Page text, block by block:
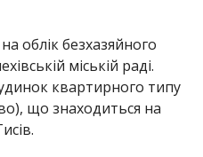
облік безхазяйного
міській раді.
квартирного типу
що знаходиться на